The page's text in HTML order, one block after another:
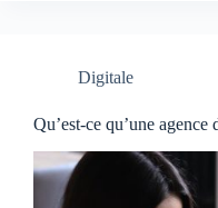
Digitale
Qu’est-ce qu’une